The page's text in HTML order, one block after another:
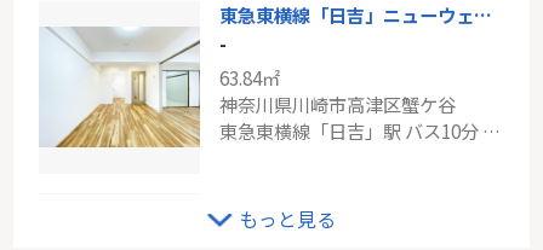
東急東横線「日吉」ニューウェルテラス第6日吉
-
63.84㎡
神奈川県川崎市高津区蟹ケ谷
東急東横線「日吉」駅 バス10分 「さくらが丘」 停歩5分
-
もっと見る